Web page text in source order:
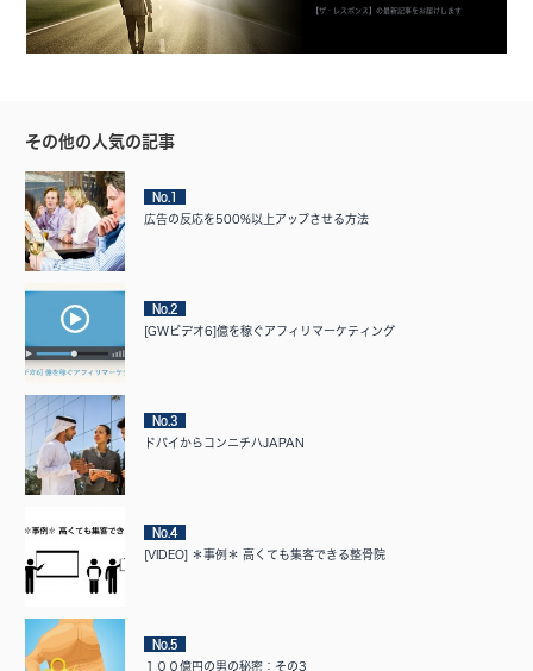
【ザ・レスポンス】の最新記事をお届けします
その他の人気の記事
No.1
広告の反応を500%以上アップさせる方法
No.2
[GWビデオ6]億を稼ぐアフィリマーケティング
No.3
ドバイからコンニチハJAPAN
No.4
[VIDEO] ＊事例＊ 高くても集客できる整骨院
No.5
１００億円の男の秘密：その3